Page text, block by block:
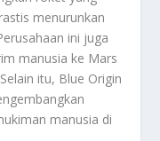
menurunkan
ini juga
manusia ke Mars
itu, Blue Origin
manusia di